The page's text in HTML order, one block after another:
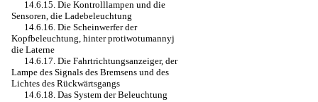
14.6.15. Die Kontrolllampen und die
Sensoren, die Ladebeleuchtung
14.6.16. Die Scheinwerfer der
Kopfbeleuchtung, hinter protiwotumannyj
die Laterne
14.6.17. Die Fahrtrichtungsanzeiger, der
Lampe des Signals des Bremsens und des
Lichtes des Rückwärtsgangs
14.6.18. Das System der Beleuchtung